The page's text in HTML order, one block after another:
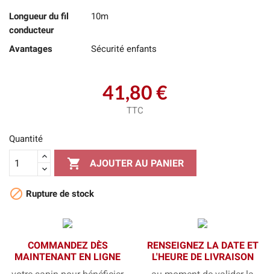
Longueur du fil
conducteur
10m
Avantages Sécurité enfants
41,80 €
TTC
Quantité
 AJOUTER AU PANIER
 Rupture de stock
COMMANDEZ DÈS
MAINTENANT EN LIGNE
RENSEIGNEZ LA DATE ET
L'HEURE DE LIVRAISON